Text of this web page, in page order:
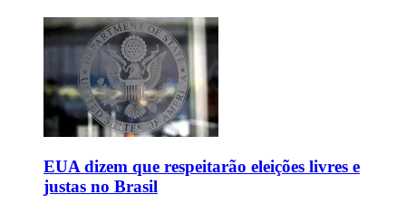
EUA dizem que respeitarão eleições livres e
justas no Brasil